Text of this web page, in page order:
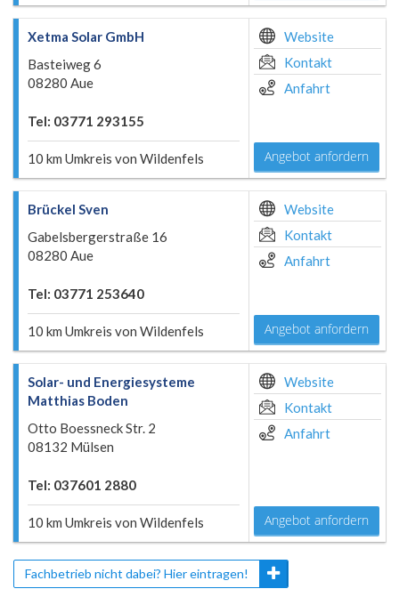
Xetma Solar GmbH
Basteiweg 6
08280 Aue
Tel: 03771 293155
10 km Umkreis von Wildenfels
Website
Kontakt
Anfahrt
Angebot anfordern
Brückel Sven
Gabelsbergerstraße 16
08280 Aue
Tel: 03771 253640
10 km Umkreis von Wildenfels
Website
Kontakt
Anfahrt
Angebot anfordern
Solar- und Energiesysteme
Matthias Boden
Otto Boessneck Str. 2
08132 Mülsen
Tel: 037601 2880
10 km Umkreis von Wildenfels
Website
Kontakt
Anfahrt
Angebot anfordern
Fachbetrieb nicht dabei? Hier eintragen!